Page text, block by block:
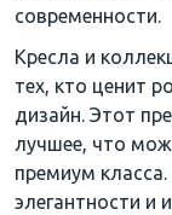
современности.
Кресла и
тех, кто ценит
дизайн. Этот
лучшее, что
премиум
элегантности и